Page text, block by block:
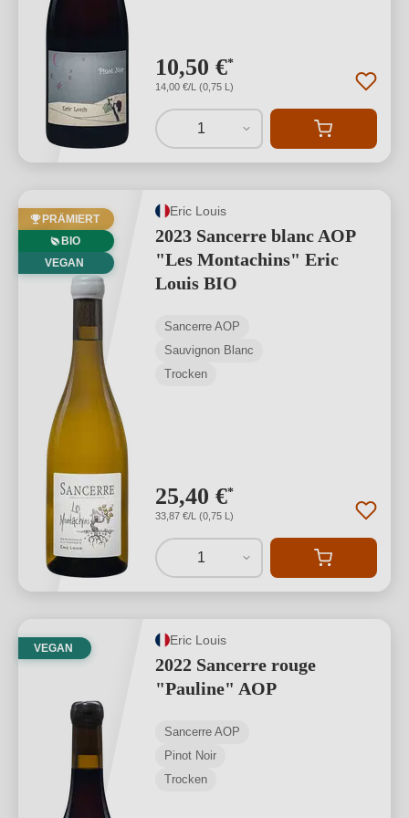
10,50 €*
14,00 €/L (0,75 L)
1
PRÄMIERT
BIO
VEGAN
Eric Louis
2023 Sancerre blanc AOP
"Les Montachins" Eric
Louis BIO
Sancerre AOP
Sauvignon Blanc
Trocken
25,40 €*
33,87 €/L (0,75 L)
1
VEGAN
Eric Louis
2022 Sancerre rouge
"Pauline" AOP
Sancerre AOP
Pinot Noir
Trocken